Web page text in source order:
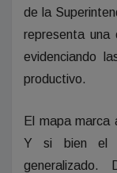
de la
representa una
evidenciando
productivo.
El mapa marca
Y si bien el